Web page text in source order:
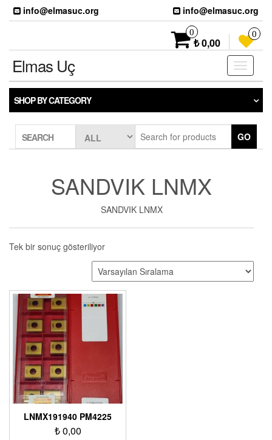
Skip
info@elmasuc.org info@elmasuc.org
0
₺ 0,00
0
Toggle
Elmas Uç
SHOP BY CATEGORY
SEARCH GO
SANDVIK LNMX
SANDVIK LNMX
Tek bir sonuç gösteriliyor
LNMX191940 PM4225
₺0,00